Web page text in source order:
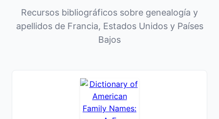
Recursos bibliográficos sobre genealogía y
apellidos de Francia, Estados Unidos y Países
Bajos